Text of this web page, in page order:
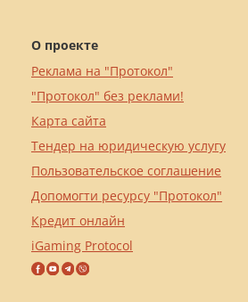
О проекте
Реклама на "Протокол"
"Протокол" без реклами!
Карта сайта
Тендер на юридическую услугу
Пользовательское соглашение
Допомогти ресурсу "Протокол"
Кредит онлайн
iGaming Protocol